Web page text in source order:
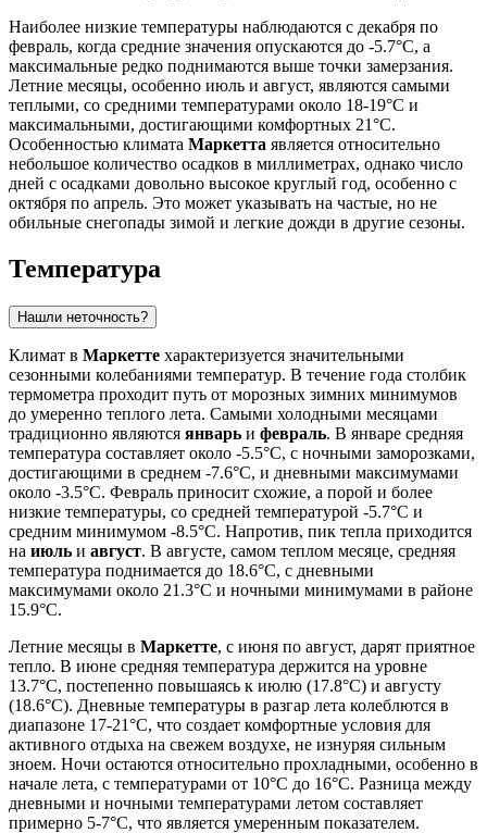
Наиболее низкие температуры наблюдаются с декабря по
февраль, когда средние значения опускаются до -5.7°C, а
максимальные редко поднимаются выше точки замерзания.
Летние месяцы, особенно июль и август, являются самыми
теплыми, со средними температурами около 18-19°C и
максимальными, достигающими комфортных 21°C.
Особенностью климата Маркетта является относительно
небольшое количество осадков в миллиметрах, однако число
дней с осадками довольно высокое круглый год, особенно с
октября по апрель. Это может указывать на частые, но не
обильные снегопады зимой и легкие дожди в другие сезоны.
Температура
Нашли неточность?
Климат в Маркетте характеризуется значительными
сезонными колебаниями температур. В течение года столбик
термометра проходит путь от морозных зимних минимумов
до умеренно теплого лета. Самыми холодными месяцами
традиционно являются январь и февраль. В январе средняя
температура составляет около -5.5°C, с ночными заморозками,
достигающими в среднем -7.6°C, и дневными максимумами
около -3.5°C. Февраль приносит схожие, а порой и более
низкие температуры, со средней температурой -5.7°C и
средним минимумом -8.5°C. Напротив, пик тепла приходится
на июль и август. В августе, самом теплом месяце, средняя
температура поднимается до 18.6°C, с дневными
максимумами около 21.3°C и ночными минимумами в районе
15.9°C.
Летние месяцы в Маркетте, с июня по август, дарят приятное
тепло. В июне средняя температура держится на уровне
13.7°C, постепенно повышаясь к июлю (17.8°C) и августу
(18.6°C). Дневные температуры в разгар лета колеблются в
диапазоне 17-21°C, что создает комфортные условия для
активного отдыха на свежем воздухе, не изнуряя сильным
зноем. Ночи остаются относительно прохладными, особенно в
начале лета, с температурами от 10°C до 16°C. Разница между
дневными и ночными температурами летом составляет
примерно 5-7°C, что является умеренным показателем.